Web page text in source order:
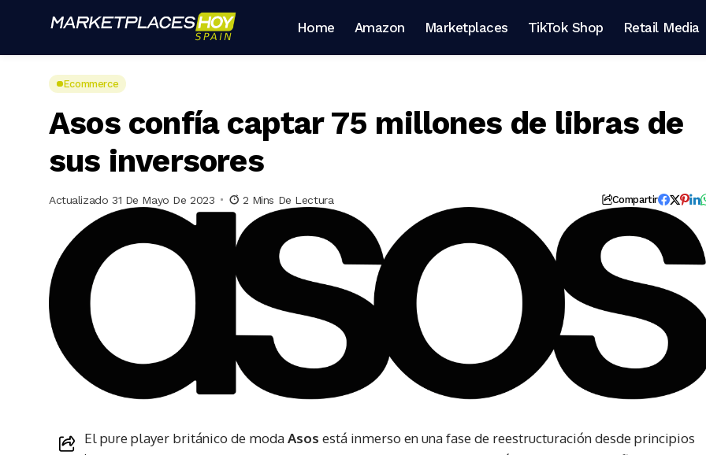
Home Amazon Marketplaces TikTok Shop Retail Media
Ecommerce
Asos confía captar 75 millones de libras de
sus inversores
Actualizado 31 De Mayo De 2023 2 Mins De Lectura Compartir
El pure player británico de modaAsos está inmerso en una fase de reestructuración desde principios